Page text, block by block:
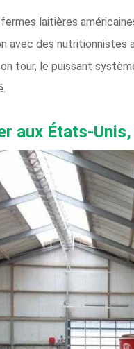
laitières
avec des nutritionnistes
tour, le puissant
aux États-